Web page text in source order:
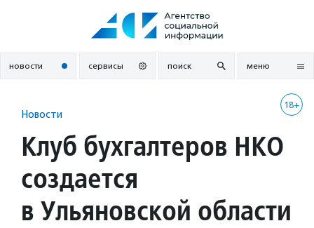
новости сервисы поиск меню
18+
Новости
Клуб бухгалтеров НКО
создается
в Ульяновской области